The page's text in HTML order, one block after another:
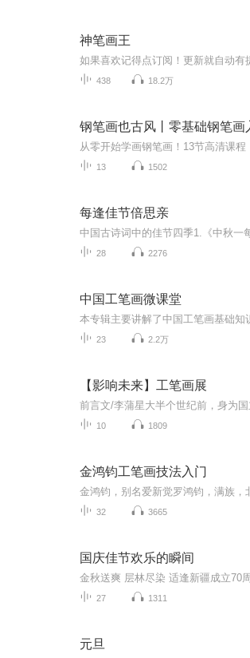
神笔画王
438 18.2万
钢笔画也古风丨零基础钢笔画
13 1502
每逢佳节倍思亲
28 2276
中国工笔画微课堂
23 2.2万
【影响未来】工笔画展
10 1809
金鸿钧工笔画技法入门
32 3665
国庆佳节欢乐的瞬间
27 1311
元旦